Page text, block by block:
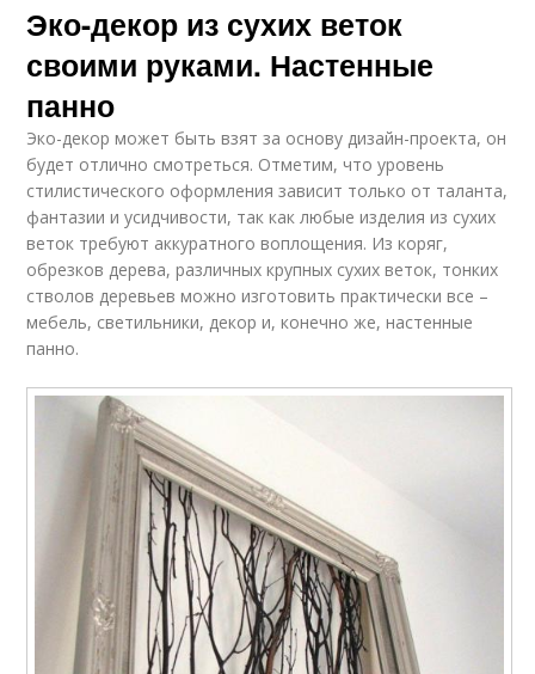
Эко-декор из сухих веток
своими руками. Настенные
панно
Эко-декор может быть взят за основу дизайн-проекта, он
будет отлично смотреться. Отметим, что уровень
стилистического оформления зависит только от таланта,
фантазии и усидчивости, так как любые изделия из сухих
веток требуют аккуратного воплощения. Из коряг,
обрезков дерева, различных крупных сухих веток, тонких
стволов деревьев можно изготовить практически все –
мебель, светильники, декор и, конечно же, настенные
панно.